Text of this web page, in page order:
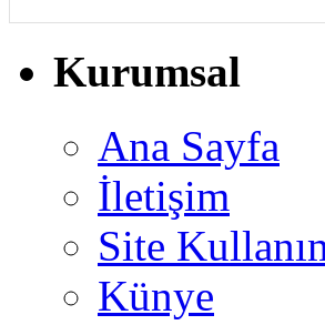
Kurumsal
Ana Sayfa
İletişim
Site
Künye